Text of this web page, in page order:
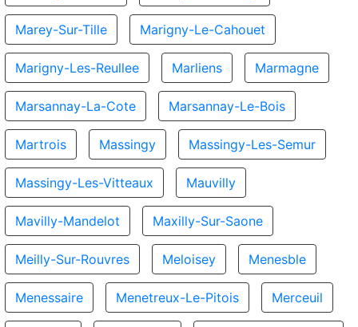
Marey-Sur-Tille Marigny-Le-Cahouet
Marigny-Les-Reullee Marliens Marmagne
Marsannay-La-Cote Marsannay-Le-Bois
Martrois Massingy Massingy-Les-Semur
Massingy-Les-Vitteaux Mauvilly
Mavilly-Mandelot Maxilly-Sur-Saone
Meilly-Sur-Rouvres Meloisey Menesble
Menessaire Menetreux-Le-Pitois Merceuil